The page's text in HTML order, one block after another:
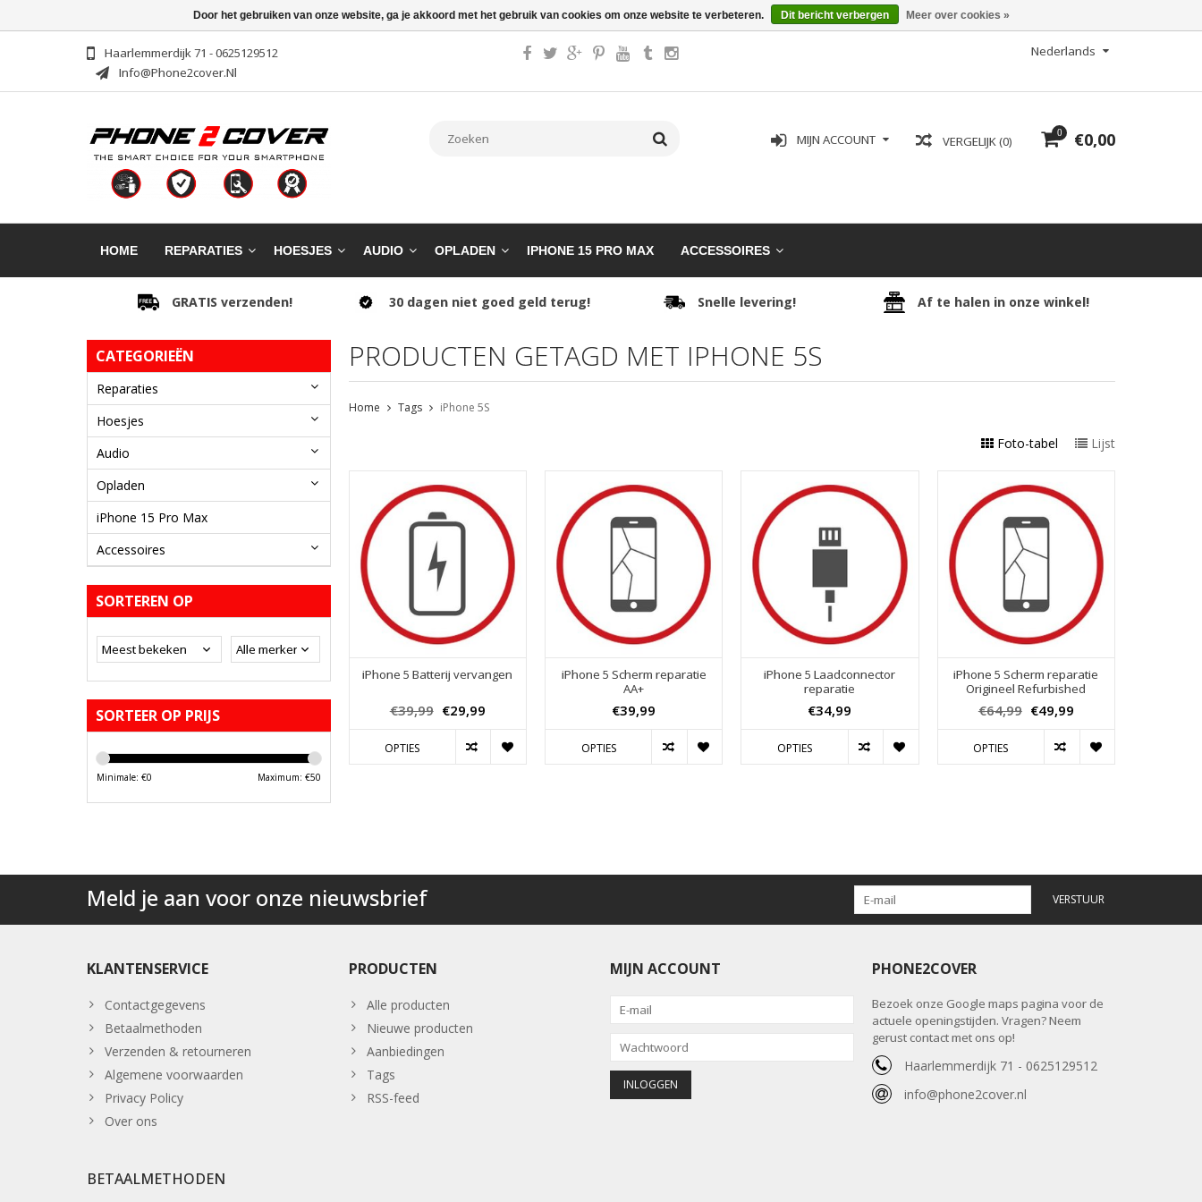
Haarlemmerdijk 71 - 0625129512
Info@phone2cover.nl
Nederlands
0 €0,00
VERGELIJK (0)
MIJN ACCOUNT
HOME REPARATIES HOESJES AUDIO OPLADEN IPHONE 15 PRO MAX ACCESSOIRES
GRATIS verzenden! 30 dagen niet goed geld terug! Snelle levering! Af te halen in onze winkel!
CATEGORIEËN
Reparaties
Hoesjes
Audio
Opladen
iPhone 15 Pro Max
Accessoires
SORTEREN OP
SORTEER OP PRIJS
Minimale: €0 Maximum: €50
PRODUCTEN GETAGD MET IPHONE 5S
Home Tags iPhone 5S
Foto-tabel Lijst
iPhone 5 Batterij vervangen
€39,99 €29,99
OPTIES
iPhone 5 Scherm reparatie
AA+
€39,99
OPTIES
iPhone 5 Laadconnector
reparatie
€34,99
OPTIES
iPhone 5 Scherm reparatie
Origineel Refurbished
€64,99 €49,99
OPTIES
Meld je aan voor onze nieuwsbrief VERSTUUR
KLANTENSERVICE
Contactgegevens
Betaalmethoden
Verzenden & retourneren
Algemene voorwaarden
Privacy Policy
Over ons
PRODUCTEN
Alle producten
Nieuwe producten
Aanbiedingen
Tags
RSS-feed
MIJN ACCOUNT PHONE2COVER
Bezoek onze Google maps pagina voor de
actuele openingstijden. Vragen? Neem
gerust contact met ons op!
Haarlemmerdijk 71 - 0625129512
info@phone2cover.nl
BETAALMETHODEN
Door het gebruiken van onze website, ga je akkoord met het gebruik van cookies om onze website te verbeteren. Dit bericht verbergen Meer over cookies »